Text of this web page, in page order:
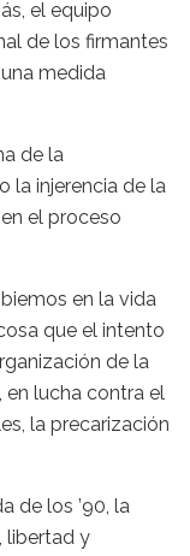
el equipo
de los firmantes
medida
de la
la injerencia de la
el proceso
en la vida
que el intento
de la
en lucha contra el
la precarización
de los ’90, la
libertad y